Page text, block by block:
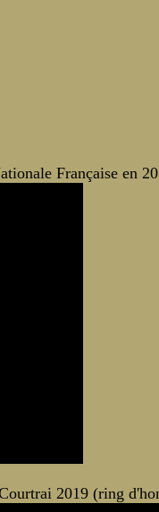
Française en
2019 (ring